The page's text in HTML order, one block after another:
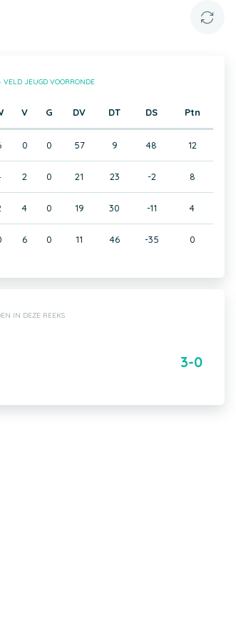
VELD JEUGD VOORRONDE
V G DV DT DS Ptn
0 0 57 9 48 12
2 0 21 23 -2 8
4 0 19 30 -11 4
6 0 11 46 -35 0
IN DEZE REEKS
3-0